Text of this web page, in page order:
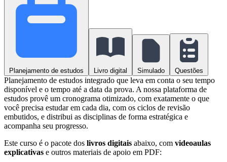
Planejamento de estudos Livro digital Simulado Questões
Planejamento de estudos integrado que leva em conta o seu tempo
disponível e o tempo até a data da prova. A nossa plataforma de
estudos provê um cronograma otimizado, com exatamente o que
você precisa estudar em cada dia, com os ciclos de revisão
embutidos, e distribui as disciplinas de forma estratégica e
acompanha seu progresso.
Este curso é o pacote dos livros digitais abaixo, com videoaulas
explicativas e outros materiais de apoio em PDF: